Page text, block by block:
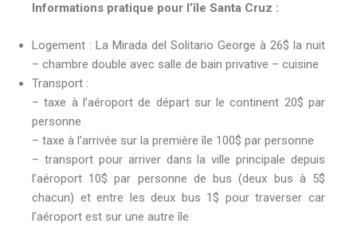
Informations pratique pour l’île Santa Cruz :
Logement : La Mirada del Solitario George à 26$ la nuit
– chambre double avec salle de bain privative – cuisine
Transport :
– taxe à l’aéroport de départ sur le continent 20$ par
personne
– taxe à l’arrivée sur la première île 100$ par personne
– transport pour arriver dans la ville principale depuis
l’aéroport 10$ par personne de bus (deux bus à 5$
chacun) et entre les deux bus 1$ pour traverser car
l’aéroport est sur une autre île